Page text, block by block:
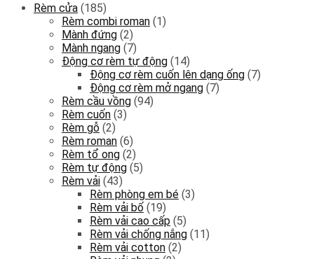
Rèm cửa (185)
Rèm combi roman (1)
Mành đứng (2)
Mành ngang (7)
Động cơ rèm tự động (14)
Động cơ rèm cuốn lên dạng ống (7)
Động cơ rèm mở ngang (7)
Rèm cầu vồng (94)
Rèm cuốn (3)
Rèm gỗ (2)
Rèm roman (6)
Rèm tổ ong (2)
Rèm tự động (5)
Rèm vải (43)
Rèm phòng em bé (3)
Rèm vải bố (19)
Rèm vải cao cấp (5)
Rèm vải chống nắng (11)
Rèm vải cotton (2)